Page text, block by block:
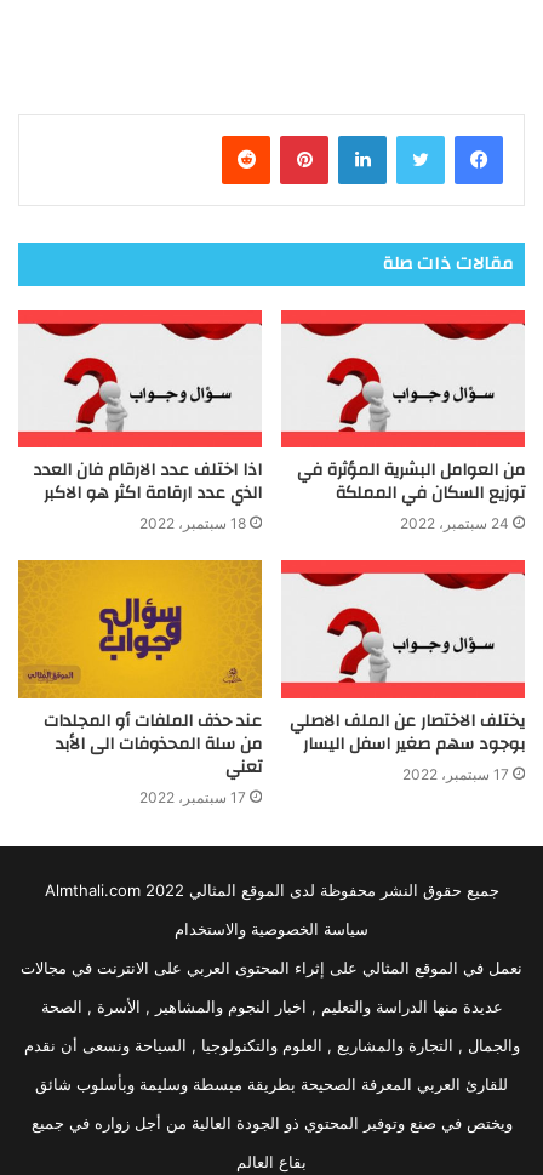
فيسبوك تويتر لينكدإن بينتيريست
مقالات ذات صلة
من العوامل البشرية المؤثرة في
توزيع السكان في المملكة
24 سبتمبر، 2022
اذا اختلف عدد الارقام فان العدد
الذي عدد ارقامة اكثر هو الاكبر
18 سبتمبر، 2022
يختلف الاختصار عن الملف الاصلي
بوجود سهم صغير اسفل اليسار
17 سبتمبر، 2022
عند حذف الملفات أو المجلدات
من سلة المحذوفات الى الأبد
تعني
17 سبتمبر، 2022
جميع حقوق النشر محفوظة لدى الموقع المثالي 2022 Almthali.com
سياسة الخصوصية والاستخدام
نعمل في الموقع المثالي على إثراء المحتوى العربي على الانترنت في مجالات
عديدة منها الدراسة والتعليم , اخبار النجوم والمشاهير , الأسرة , الصحة
والجمال , التجارة والمشاريع , العلوم والتكنولوجيا , السياحة ونسعى أن نقدم
للقارئ العربي المعرفة الصحيحة بطريقة مبسطة وسليمة وبأسلوب شائق
ويختص في صنع وتوفير المحتوي ذو الجودة العالية من أجل زواره في جميع
بقاع العالم